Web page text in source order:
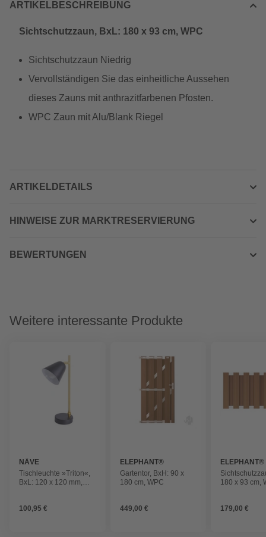
ARTIKELBESCHREIBUNG
Sichtschutzzaun, BxL: 180 x 93 cm, WPC
Sichtschutzzaun Niedrig
Vervollständigen Sie das einheitliche Aussehen
dieses Zauns mit anthrazitfarbenen Pfosten.
WPC Zaun mit Alu/Blank Riegel
ARTIKELDETAILS
HINWEISE ZUR MARKTRESERVIERUNG
BEWERTUNGEN
Weitere interessante Produkte
NÄVE
Tischleuchte »Triton«,
BxL: 120 x 120 mm,
100,95 €
ELEPHANT®
Gartentor, BxH: 90 x
180 cm, WPC
449,00 €
ELEPHANT®
180 x 93 cm,
179,00 €